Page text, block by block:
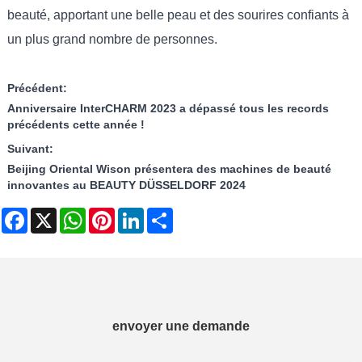
beauté, apportant une belle peau et des sourires confiants à
un plus grand nombre de personnes.
Précédent:
Anniversaire InterCHARM 2023 a dépassé tous les records
précédents cette année !
Suivant:
Beijing Oriental Wison présentera des machines de beauté
innovantes au BEAUTY DÜSSELDORF 2024
Facebook
X WhatsAppPinterestLinkedIn
envoyer une demande